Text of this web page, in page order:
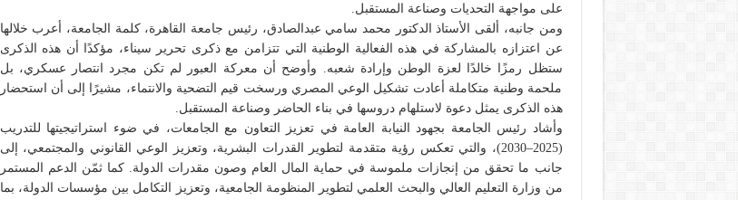
على مواجهة التحديات وصناعة المستقبل.
ومن جانبه، ألقى الأستاذ الدكتور محمد سامي عبدالصادق، رئيس جامعة القاهرة، كلمة الجامعة، أعرب خلالها
عن اعتزازه بالمشاركة في هذه الفعالية الوطنية التي تتزامن مع ذكرى تحرير سيناء، مؤكدًا أن هذه الذكرى
ستظل رمزًا خالدًا لعزة الوطن وإرادة شعبه. وأوضح أن معركة العبور لم تكن مجرد انتصار عسكري، بل
ملحمة وطنية متكاملة أعادت تشكيل الوعي المصري ورسخت قيم التضحية والانتماء، مشيرًا إلى أن استحضار
هذه الذكرى يمثل دعوة لاستلهام دروسها في بناء الحاضر وصناعة المستقبل.
وأشاد رئيس الجامعة بجهود النيابة العامة في تعزيز التعاون مع الجامعات، في ضوء استراتيجيتها للتدريب
(2025–2030)، والتي تعكس رؤية متقدمة لتطوير القدرات البشرية، وتعزيز الوعي القانوني والمجتمعي، إلى
جانب ما تحقق من إنجازات ملموسة في حماية المال العام وصون مقدرات الدولة. كما ثمّن الدعم المستمر
من وزارة التعليم العالي والبحث العلمي لتطوير المنظومة الجامعية، وتعزيز التكامل بين مؤسسات الدولة، بما